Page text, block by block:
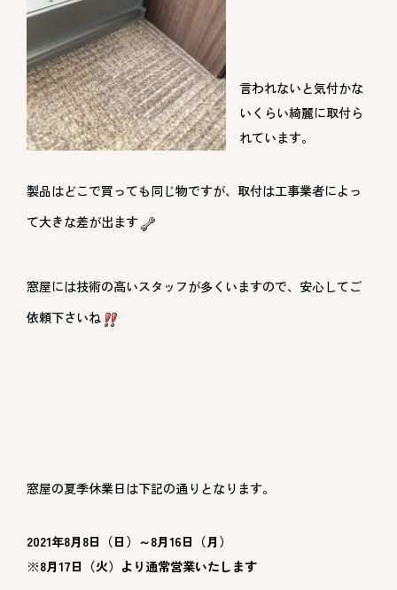
言われないと気付かな
いくらい綺麗に取付ら
れています。
製品はどこで買っても同じ物ですが、取付は工事業者によっ
て大きな差が出ます
窓屋には技術の高いスタッフが多くいますので、安心してご
依頼下さいね
窓屋の夏季休業日は下記の通りとなります。
2021年8月8日（日）～8月16日（月）
※8月17日（火）より通常営業いたします